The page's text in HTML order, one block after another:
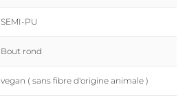
SEMI-PU
Bout rond
vegan ( sans fibre d'origine animale )